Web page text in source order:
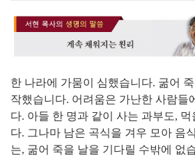
한 나라에 가뭄이 심했습니다. 굶어
작했습니다. 어려움은 가난한 사람들
다. 아들 한 명과 같이 사는 과부도, 먹
다. 그나마 남은 곡식을 겨우 모아 음
는, 굶어 죽을 날을 기다릴 수밖에 없